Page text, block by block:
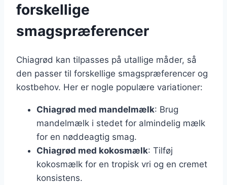
forskellige
smagspræferencer
Chiagrød kan tilpasses på utallige måder, så
den passer til forskellige smagspræferencer og
kostbehov. Her er nogle populære variationer:
Chiagrød med mandelmælk: Brug
mandelmælk i stedet for almindelig mælk
for en nøddeagtig smag.
Chiagrød med kokosmælk: Tilføj
kokosmælk for en tropisk vri og en cremet
konsistens.